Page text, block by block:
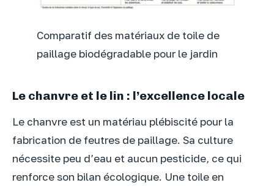
Comparatif des matériaux de toile de
paillage biodégradable pour le jardin
Le chanvre et le lin : l’excellence locale
Le chanvre est un matériau plébiscité pour la
fabrication de feutres de paillage. Sa culture
nécessite peu d’eau et aucun pesticide, ce qui
renforce son bilan écologique. Une toile en